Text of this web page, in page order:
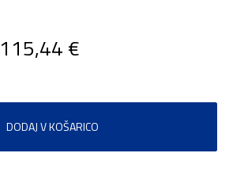
115,44 €
DODAJ V KOŠARICO